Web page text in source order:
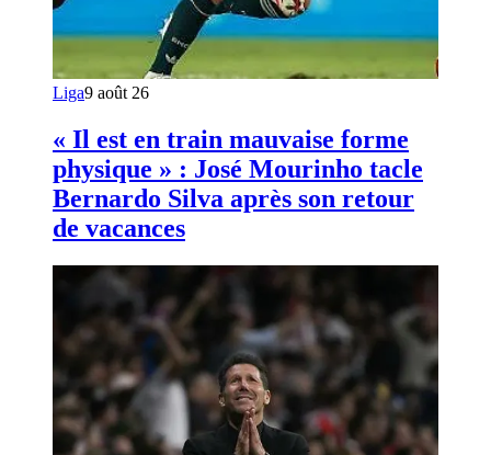
Liga9 août 26
« Il est en train mauvaise forme
physique » : José Mourinho tacle
Bernardo Silva après son retour
de vacances